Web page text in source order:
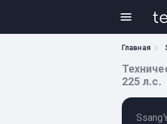
Главная
225 л.с.